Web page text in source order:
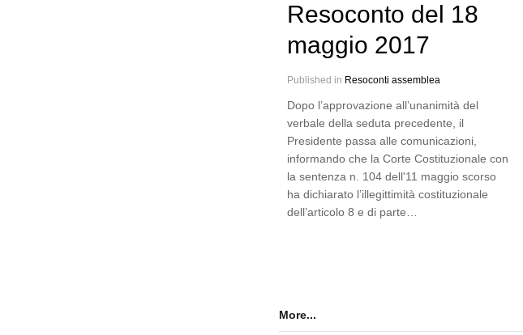
Resoconto del 18
maggio 2017
Published in Resoconti assemblea
Dopo l’approvazione all’unanimità del
verbale della seduta precedente, il
Presidente passa alle comunicazioni,
informando che la Corte Costituzionale con
la sentenza n. 104 dell'11 maggio scorso
ha dichiarato l’illegittimità costituzionale
dell’articolo 8 e di parte…
More...